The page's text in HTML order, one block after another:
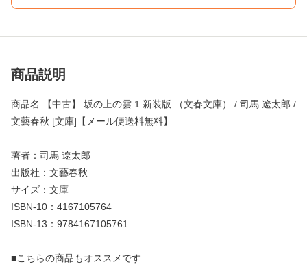
商品説明
商品名:【中古】 坂の上の雲 1 新装版 （文春文庫） / 司馬 遼太郎 /
文藝春秋 [文庫]【メール便送料無料】
著者：司馬 遼太郎
出版社：文藝春秋
サイズ：文庫
ISBN-10：4167105764
ISBN-13：9784167105761
■こちらの商品もオススメです